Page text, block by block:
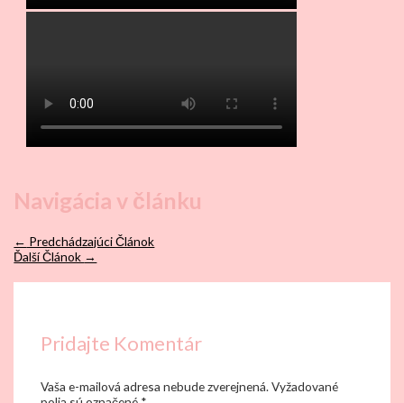
Navigácia v článku
← Predchádzajúci Článok
Ďalší Článok →
Pridajte Komentár
Vaša e-mailová adresa nebude zverejnená.Vyžadované